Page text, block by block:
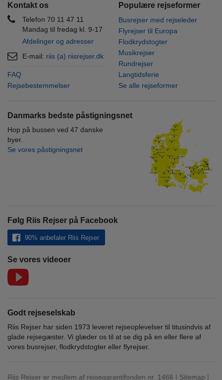
Kontakt os
Telefon 70 11 47 11
Mandag til fredag kl. 9-17
Afdelinger og adresser
E-mail: riis (a) riisrejser.dk
FAQ
Rejsebestemmelser
Populære rejseformer
Busrejser med rejseleder
Flyrejser til Europa
Flodkrydstogter
Musikrejser
Rundrejser
Langtidsferie
Se alle rejseformer
Danmarks bedste påstigningsnet
Hop på bussen ved 47 danske
byer.
Se vores påstigningsnet
Følg Riis Rejser på Facebook
90% anbefaler Riis Rejser
Se vores videoer
Godt rejseselskab
Riis Rejser har siden 1973 leveret rejseoplevelser til titusindvis af
glade rejsegæster. Vi glæder os til at se dig på en eller flere af
vores busrejser, flodkrydstogter eller flyrejser.
Riis Rejser er medlem af rejsegarantifonden nr. 1466 | Sitemap |